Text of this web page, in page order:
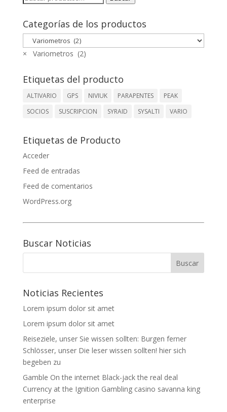
Categorías de los productos
× Variometros (2)
Etiquetas del producto
ALTIVARIO GPS NIVIUK PARAPENTES
PEAK
SOCIOS
SUSCRIPCION SYRAID SYSALTI VARIO
Etiquetas de Producto
Acceder
Feed de entradas
Feed de comentarios
WordPress.org
Buscar Noticias
Noticias Recientes
Lorem ipsum dolor sit amet
Lorem ipsum dolor sit amet
Reiseziele, unser Sie wissen sollten: Burgen ferner
Schlösser, unser Die leser wissen sollten! hier sich
begeben zu
Gamble On the internet Black-jack the real deal
Currency at the Ignition Gambling casino savanna king
enterprise